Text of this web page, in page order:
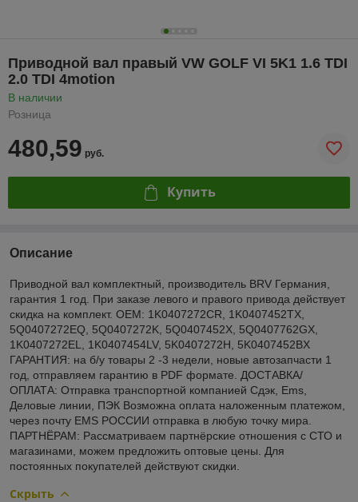
Приводной вал правый VW GOLF VI 5K1 1.6 TDI
2.0 TDI 4motion
В наличии
Розница
480,59 руб.
Купить
Описание
Приводной вал комплектный, производитель BRV Германия,
гарантия 1 год. При заказе левого и правого привода действует
скидка на комплект. OEM: 1K0407272CR, 1K0407452TX,
5Q0407272EQ, 5Q0407272K, 5Q0407452X, 5Q0407762GX,
1K0407272EL, 1K0407454LV, 5K0407272H, 5K0407452BX
ГАРАНТИЯ: на б/у товары 2 -3 недели, новые автозапчасти 1
год, отправляем гарантию в PDF формате. ДОСТАВКА/
ОПЛАТА: Отправка транспортной компанией Сдэк, Ems,
Деловые линии, ПЭК Возможна оплата наложенным платежом,
через почту EMS РОССИИ отправка в любую точку мира.
ПАРТНЁРАМ: Рассматриваем партнёрские отношения с СТО и
магазинами, можем предложить оптовые цены. Для
постоянных покупателей действуют скидки.
Скрыть